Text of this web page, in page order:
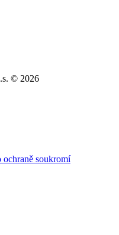
© 2026
ochraně soukromí